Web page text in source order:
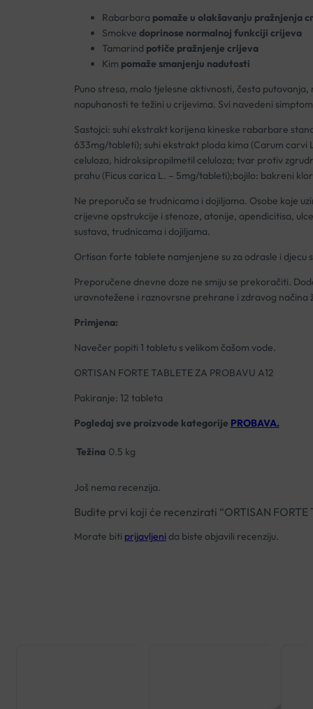
Rabarbara pomaže u olakšavanju pražnjenja
Smokve doprinose normalnoj funkciji crijeva
Tamarind potiče pražnjenje crijeva
Kim pomaže smanjenju nadutosti
Puno stresa, malo tjelesne aktivnosti, česta
napuhanosti te težini u crijevima. Svi navedeni
Sastojci: suhi ekstrakt korijena kineske rabarbare
633mg/tableti); suhi ekstrakt ploda kima (Carum
celuloza, hidroksipropilmetil celuloza; tvar protiv
prahu (Ficus carica L. – 5mg/tableti);bojilo: bakreni
Ne preporuča se trudnicama i dojiljama. Osobe koje
crijevne opstrukcije i stenoze, atonije, apendicitisa,
sustava, trudnicama i dojiljama.
Ortisan forte tablete namjenjene su za odrasle i djecu
Preporučene dnevne doze ne smiju se prekoračiti.
uravnotežene i raznovrsne prehrane i zdravog načina
Primjena:
Navečer popiti 1 tabletu s velikom čašom vode.
ORTISAN FORTE TABLETE ZA PROBAVU A12
Pakiranje: 12 tableta
Pogledaj sve proizvode kategorije PROBAVA.
Težina 0.5 kg
Još nema recenzija.
Budite prvi koji će recenzirati “ORTISAN FORTE
Morate biti prijavljeni da biste objavili recenziju.